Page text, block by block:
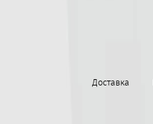
Доставка